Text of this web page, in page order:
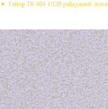
Глітер TR 004 1/128 райдужний